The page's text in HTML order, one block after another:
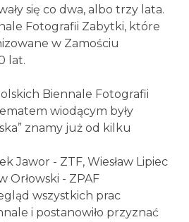
się co dwa, albo trzy lata.
Fotografii Zabytki, które
w Zamościu
lat.
Biennale Fotografii
wiodącym były
znamy już od kilku
Jawor - ZTF, Wiesław Lipiec
Orłowski - ZPAF
wszystkich prac
i postanowiło przyznać